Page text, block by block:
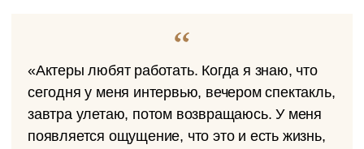
«Актеры любят работать. Когда я знаю, что
сегодня у меня интервью, вечером спектакль,
завтра улетаю, потом возвращаюсь. У меня
появляется ощущение, что это и есть жизнь,